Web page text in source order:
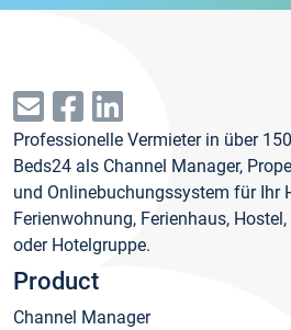
Professionelle Vermieter in über
Beds24 als Channel Manager,
und Onlinebuchungssystem für Ihr
Ferienwohnung, Ferienhaus,
oder Hotelgruppe.
Product
Channel Manager